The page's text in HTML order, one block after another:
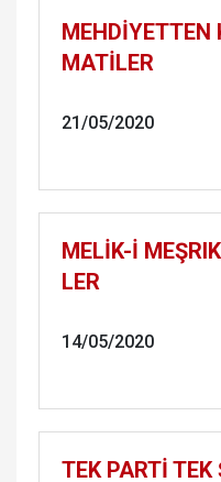
MATİLER
21/05/2020
MELİK-İ
LER
14/05/2020
TEK PARTİ TEK